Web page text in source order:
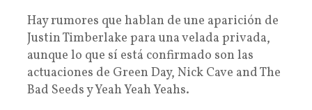
Hay rumores que hablan de une aparición de
Justin Timberlake para una velada privada,
aunque lo que sí está confirmado son las
actuaciones de Green Day, Nick Cave and The
Bad Seeds y Yeah Yeah Yeahs.